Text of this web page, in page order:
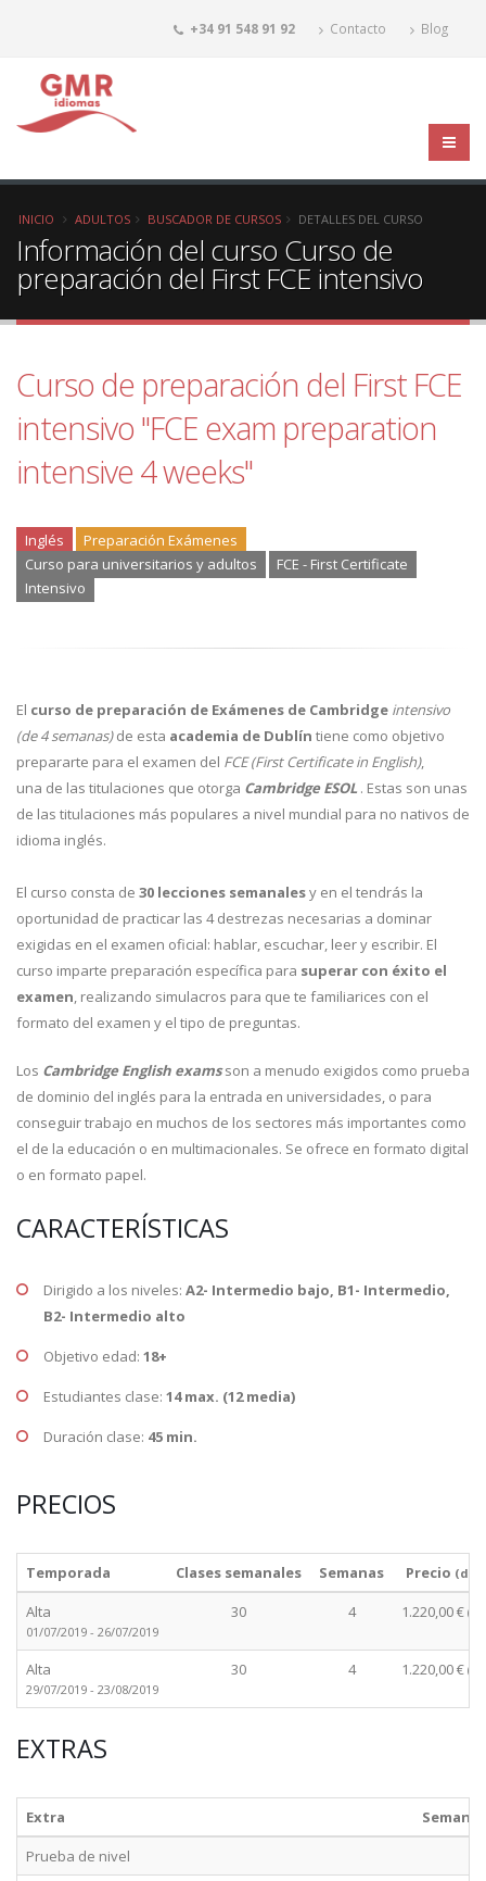
+34 91 548 91 92 Contacto Blog
INICIO ADULTOS BUSCADOR DE CURSOS DETALLES DEL CURSO
Información del curso Curso de
preparación del First FCE intensivo
Curso de preparación del First FCE
intensivo "FCE exam preparation
intensive 4 weeks"
Inglés
Preparación Exámenes
Curso para universitarios y adultos
FCE - First Certificate
Intensivo
El curso de preparación de Exámenes de Cambridge intensivo
(de 4 semanas)de esta academia de Dublín tiene como objetivo
prepararte para el examen del FCE (First Certificate in English),
una de las titulaciones que otorga Cambridge ESOL . Estas son unas
de las titulaciones más populares a nivel mundial para no nativos de
idioma inglés.
El curso consta de 30 lecciones semanalesy en el tendrás la
oportunidad de practicar las 4 destrezas necesarias a dominar
exigidas en el examen oficial: hablar, escuchar, leer y escribir. El
curso imparte preparación específica para superar con éxito el
examen, realizando simulacros para que te familiarices con el
formato del examen y el tipo de preguntas.
Los Cambridge English examsson a menudo exigidos como prueba
de dominio del inglés para la entrada en universidades, o para
conseguir trabajo en muchos de los sectores más importantes como
el de la educación o en multimacionales. Se ofrece en formato digital
o en formato papel.
CARACTERÍSTICAS
Dirigido a los niveles: A2- Intermedio bajo, B1- Intermedio,
B2- Intermedio alto
Objetivo edad: 18+
Estudiantes clase: 14 max. (12 media)
Duración clase: 45 min.
PRECIOS
Temporada Clases semanales Semanas Precio
Alta
01/07/2019 - 26/07/2019
30 4 1.220,00 €
Alta
29/07/2019 - 23/08/2019
30 4 1.220,00 €
EXTRAS
Extra
Semanas
Prueba de nivel